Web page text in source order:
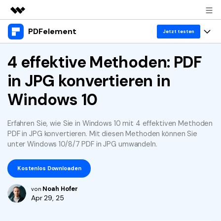
Top-Produkte
Dienstprogramme
Business
Überblick
Über uns
Presseraum
Shop
PDFelement Jetzt testen
Produkte
Desktop
PDFelement für Windows
Mobile App
PDFelement für iPhone/iPad
PDFelement für Android
Cloud
Lösungen
Benutzer im Bildungswesen
PDF lesen
PDF kommentieren
PDF erstellen
PDF drucken
Ressourcen
Heiße Themen
Top PDF-Software
How-Tos
Mac-Software
OCR PDF Tipps
Business
KMU von 1-10p
10p+ Unternehmen
Jetzt kaufen
4 effektive Methoden: PDF
in JPG konvertieren in
Windows 10
Erfahren Sie, wie Sie in Windows 10 mit 4 effektiven Methoden
PDF in JPG konvertieren. Mit diesen Methoden können Sie
unter Windows 10/8/7 PDF in JPG umwandeln.
Kostenlos Downloaden
von Noah Hofer
Apr 29, 25